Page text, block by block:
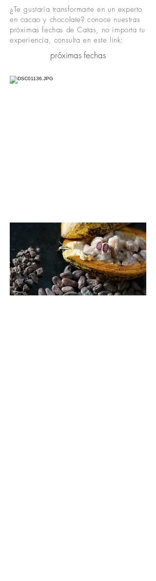
¿Te gustaría transformarte en un experto
en cacao y chocolate? conoce nuestras
próximas fechas de Catas, no importa tu
experiencia, consulta en este link:
próximas fechas